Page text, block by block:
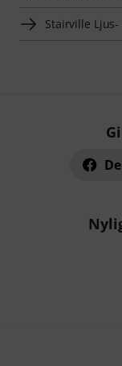
Stairville